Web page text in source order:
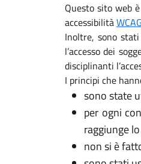
Questo sito web
accessibilità
Inoltre, sono
l’accesso dei
disciplinanti
I principi che
sono state
per ogni
raggiunge
non si è